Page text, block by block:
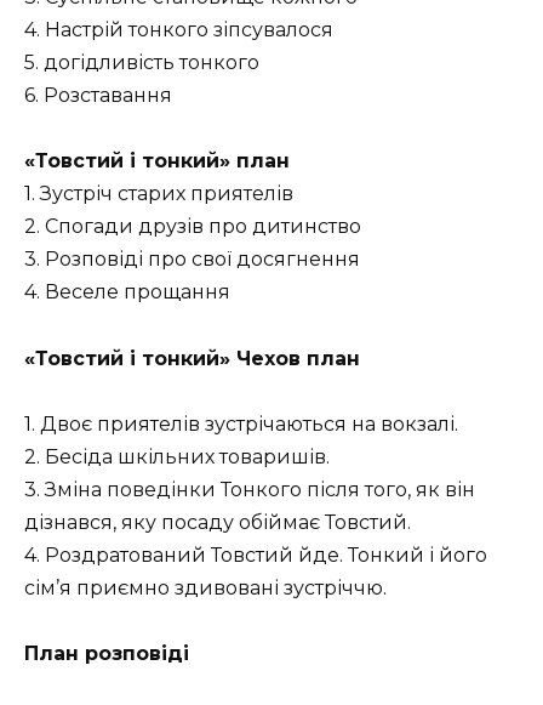
4. Настрій тонкого зіпсувалося
5. догідливість тонкого
6. Розставання
«Товстий і тонкий» план
1. Зустріч старих приятелів
2. Спогади друзів про дитинство
3. Розповіді про свої досягнення
4. Веселе прощання
«Товстий і тонкий» Чехов план
1. Двоє приятелів зустрічаються на вокзалі.
2. Бесіда шкільних товаришів.
3. Зміна поведінки Тонкого після того, як він
дізнався, яку посаду обіймає Товстий.
4. Роздратований Товстий йде. Тонкий і його
сім’я приємно здивовані зустріччю.
План розповіді